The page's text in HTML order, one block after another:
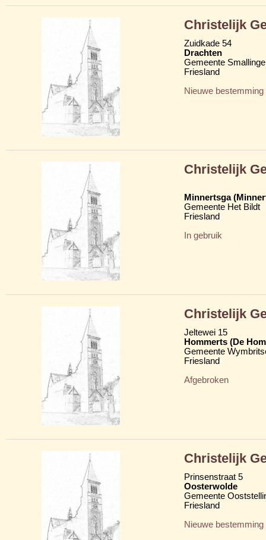
Christelijk
Zuidkade 54
Drachten
Gemeente
Friesland
Nieuwe bestemming
Christelijk
Minnertsga
Gemeente Het Bildt
Friesland
In gebruik
Christelijk
Jeltewei 15
Hommerts (De
Gemeente
Friesland
Afgebroken
Christelijk
Prinsenstraat 5
Oosterwolde
Gemeente
Friesland
Nieuwe bestemming